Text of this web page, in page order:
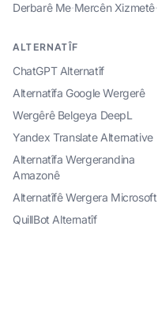
Derbarê Me·Mercên Xizmetê·
ALTERNATÎF
ChatGPT Alternatîf
Alternatîfa Google Wergerê
Wergêrê Belgeya DeepL
Yandex Translate Alternative
Alternatîfa Wergerandina
Amazonê
Alternatîfê Wergera Microsoft
QuillBot Alternatîf